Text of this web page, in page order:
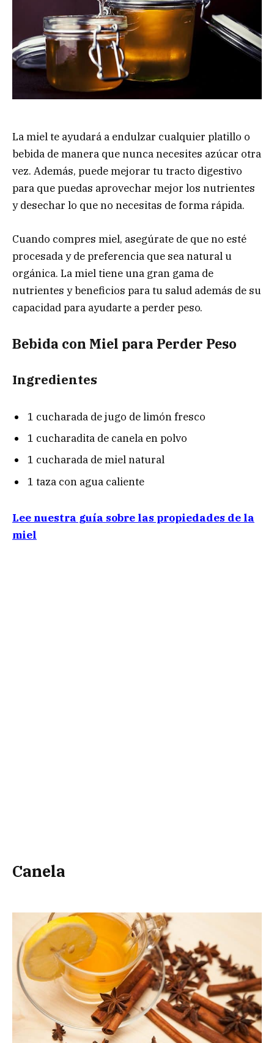
La miel te ayudará a endulzar cualquier platillo o
bebida de manera que nunca necesites azúcar otra
vez. Además, puede mejorar tu tracto digestivo
para que puedas aprovechar mejor los nutrientes
y desechar lo que no necesitas de forma rápida.
Cuando compres miel, asegúrate de que no esté
procesada y de preferencia que sea natural u
orgánica. La miel tiene una gran gama de
nutrientes y beneficios para tu salud además de su
capacidad para ayudarte a perder peso.
Bebida con Miel para Perder Peso
Ingredientes
1 cucharada de jugo de limón fresco
1 cucharadita de canela en polvo
1 cucharada de miel natural
1 taza con agua caliente
Lee nuestra guía sobre las propiedades de la
miel
Canela